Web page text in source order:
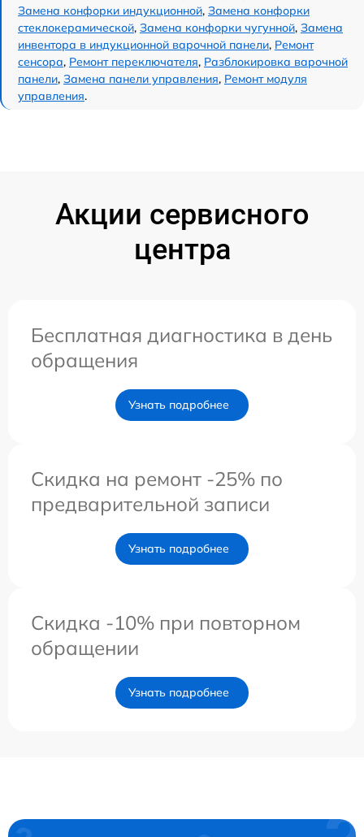
Замена конфорки индукционной, Замена конфорки
стеклокерамической, Замена конфорки чугунной, Замена
инвентора в индукционной варочной панели, Ремонт
сенсора, Ремонт переключателя, Разблокировка варочной
панели, Замена панели управления, Ремонт модуля
управления.
Акции сервисного
центра
Бесплатная диагностика в день
обращения
Узнать подробнее
Скидка на ремонт -25% по
предварительной записи
Узнать подробнее
Скидка -10% при повторном
обращении
Узнать подробнее